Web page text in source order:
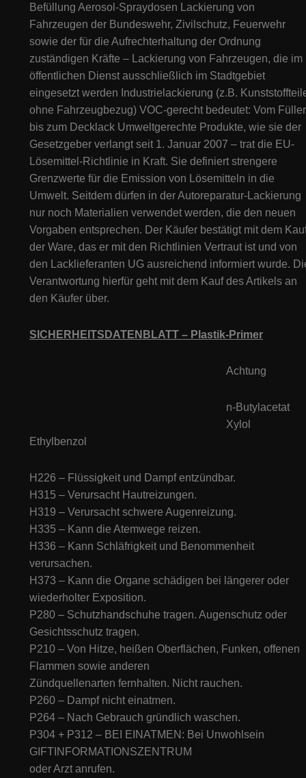
Befüllung Aerosol-Spraydosen Lackierung von
Fahrzeugen der Bundeswehr, Zivilschutz, Feuerwehr
sowie der für die Aufrechterhaltung der Ordnung
zuständigen Kräfte – Lackierung von Fahrzeugen, die im
öffentlichen Dienst ausschließlich im Stadtgebiet
eingesetzt werden Industrielackierung (z.B.
ohne Fahrzeugbezug) VOC-gerecht bedeutet: Vom Füller
bis zum Decklack Umweltgerechte Produkte, wie sie der
Gesetzgeber verlangt seit 1. Januar 2007 – trat die EU-
Lösemittel-Richtlinie in Kraft. Sie definiert strengere
Grenzwerte für die Emission von Lösemitteln in die
Umwelt. Seitdem dürfen in der Autoreparatur-Lackierung
nur noch Materialien verwendet werden, die den neuen
Vorgaben entsprechen. Der Käufer bestätigt mit dem
der Ware, das er mit den Richtlinien Vertraut ist und von
den Lacklieferanten UG ausreichend informiert wurde.
Verantwortung hierfür geht mit dem Kauf des Artikels an
den Käufer über.
SICHERHEITSDATENBLATT – Plastik-Primer
Achtung
n-Butylacetat
Xylol
Ethylbenzol
H226 – Flüssigkeit und Dampf entzündbar.
H315 – Verursacht Hautreizungen.
H319 – Verursacht schwere Augenreizung.
H335 – Kann die Atemwege reizen.
H336 – Kann Schläfrigkeit und Benommenheit
verursachen.
H373 – Kann die Organe schädigen bei längerer oder
wiederholter Exposition.
P280 – Schutzhandschuhe tragen. Augenschutz oder
Gesichtsschutz tragen.
P210 – Von Hitze, heißen Oberflächen, Funken, offenen
Flammen sowie anderen
Zündquellenarten fernhalten. Nicht rauchen.
P260 – Dampf nicht einatmen.
P264 – Nach Gebrauch gründlich waschen.
P304 + P312 – BEI EINATMEN: Bei Unwohlsein
GIFTINFORMATIONSZENTRUM
oder Arzt anrufen.